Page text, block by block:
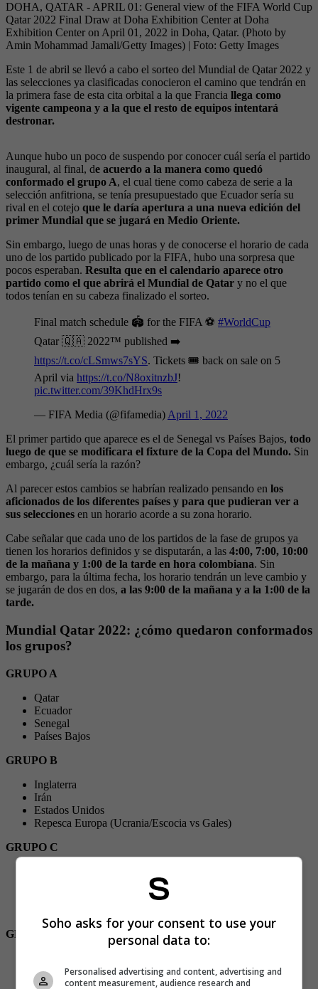
DOHA, QATAR - APRIL 01: General view of the FIFA World Cup
Qatar 2022 Final Draw at Doha Exhibition Center at Doha
Exhibition Center on April 01, 2022 in Doha, Qatar. (Photo by
Amin Mohammad Jamali/Getty Images) | Foto: Getty Images
Este 1 de abril se llevó a cabo el sorteo del Mundial de Qatar 2022 y
las selecciones ya clasificadas conocieron el camino que tendrán en
la primera fase de esta cita orbital a la que Francia llega como
vigente campeona y a la que el resto de equipos intentará
destronar.
Aunque hubo un poco de suspendo por conocer cuál sería el partido
inaugural, al final, de acuerdo a la manera como quedó
conformado el grupo A, el cual tiene como cabeza de serie a la
selección anfitriona, se tenía presupuestado que Ecuador sería su
rival en el cotejo que le daría apertura a una nueva edición del
primer Mundial que se jugará en Medio Oriente.
Sin embargo, luego de unas horas y de conocerse el horario de cada
uno de los partido publicado por la FIFA, hubo una sorpresa que
pocos esperaban. Resulta que en el calendario aparece otro
partido como el que abrirá el Mundial de Qatar y no el que
todos tenían en su cabeza finalizado el sorteo.
Final match schedule 🏟️ for the FIFA ⚽️ #WorldCup
Qatar 🇶🇦 2022™ published ➡️
https://t.co/cLSmws7sYS. Tickets 🎟️ back on sale on 5
April via https://t.co/N8oxitnzbJ!
pic.twitter.com/39KhdHrx9s
— FIFA Media (@fifamedia) April 1, 2022
El primer partido que aparece es el de Senegal vs Países Bajos, todo
luego de que se modificara el fixture de la Copa del Mundo. Sin
embargo, ¿cuál sería la razón?
Al parecer estos cambios se habrían realizado pensando en los
aficionados de los diferentes países y para que pudieran ver a
sus selecciones en un horario acorde a su zona horario.
Cabe señalar que cada uno de los partidos de la fase de grupos ya
tienen los horarios definidos y se disputarán, a las 4:00, 7:00, 10:00
de la mañana y 1:00 de la tarde en hora colombiana. Sin
embargo, para la última fecha, los horario tendrán un leve cambio y
se jugarán de dos en dos, a las 9:00 de la mañana y a la 1:00 de la
tarde.
Mundial Qatar 2022: ¿cómo quedaron conformados
los grupos?
GRUPO A
Qatar
Ecuador
Senegal
Países Bajos
GRUPO B
Inglaterra
Irán
Estados Unidos
Repesca Europa (Ucrania/Escocia vs Gales)
GRUPO C
GRUPO D
(Asia y la Conmebol) (Australia/Emiratos Árabes vs Perú)
Dinamarca
Soho asks for your consent to use your
personal data to:
Personalised advertising and content, advertising and
content measurement, audience research and